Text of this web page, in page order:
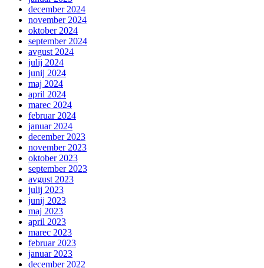
december 2024
november 2024
oktober 2024
september 2024
avgust 2024
julij 2024
junij 2024
maj 2024
april 2024
marec 2024
februar 2024
januar 2024
december 2023
november 2023
oktober 2023
september 2023
avgust 2023
julij 2023
junij 2023
maj 2023
april 2023
marec 2023
februar 2023
januar 2023
december 2022